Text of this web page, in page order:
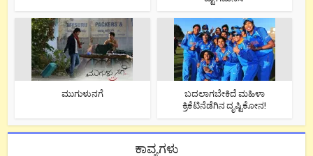
ಮುಗುಳುನಗೆ
ಬದಲಾಗಬೇಕಿದೆ ಮಹಿಳಾ
ಕ್ರಿಕೆಟಿನೆಡೆಗಿನ ದೃಷ್ಟಿಕೋನ!
ಕಾವ್ಯಗಳು